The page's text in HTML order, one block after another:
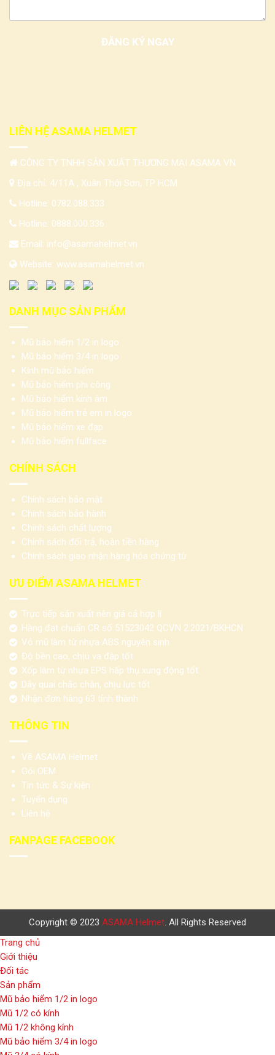
LIÊN HỆ ASAMA HELMET
CÔNG TY TNHH SẢN XUẤT THƯƠNG MẠI ASAMA VN
Địa chỉ: 4/11A , Xuân Thới Sơn, TP HCM
Hotline: 0782.088.333
Hotline: 0888.000.336
Email: info@asamahelmet.vn
Website: www.asamahelmet.vn
DANH MỤC SẢN PHẨM
Mũ bảo hiểm 1/2 in logo
Mũ bảo hiểm 3/4 in logo
Kính mũ bảo hiểm
Mũ bảo hiểm phi công
Mũ bảo hiểm kính âm
Mũ bảo hiểm trẻ em in logo
Mũ bảo hiểm xe đạp
Mũ bảo hiểm fullface
CHÍNH SÁCH
Chính sách bảo mật
Chính sách bảo hành
Chính sách chất lượng
Chính sách đổi trả, hoàn tiền hàng
Chính sách giao nhận hàng hóa chứng từ
ƯU ĐIỂM ASAMA HELMET
Trực tiếp sản xuất nên giá cả hợp lí
Hàng đạt chuẩn CR số 51523042 QCVN 2:2021/BKHCN
Vỏ mũ làm từ nhựa ABS nguyên sinh
Độ bền cao, chịu va đập tốt
Xốp làm từ nhựa EPS hấp thụ xung động tốt
Dây quai chắc chắn, chịu lực tốt
Nhận đơn hàng 63 tỉnh thành
THÔNG TIN
Về ASAMA Helmet
Gói OEM
Tin tức & Sự kiện
Tuyển dụng
Liên hệ
FANPAGE FACEBOOK
Copyright © 2023 ASAMA Helmet. All Rights Reserved
Trang chủ
Giới thiệu
Đối tác
Sản phẩm
Mũ bảo hiểm 1/2 in logo
Mũ 1/2 có kính
Mũ 1/2 không kính
Mũ bảo hiểm 3/4 in logo